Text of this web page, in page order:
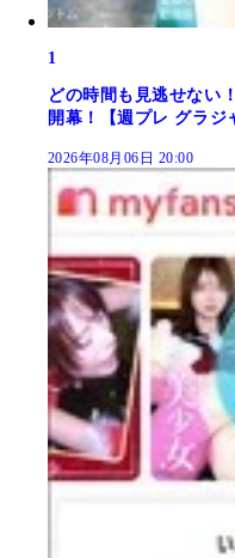
1
どの時間も見逃せない
開幕！【週プレ グラジ
2026年08月06日 20:00